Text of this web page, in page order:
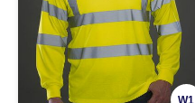
W1